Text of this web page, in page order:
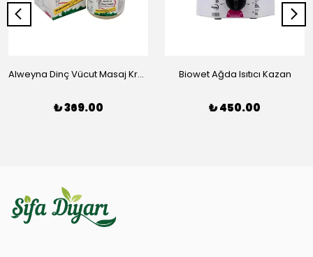
Alweyna Dinç Vücut Masaj Kremi
₺ 369.00
Biowet Ağda Isıtıcı Kazan
₺ 450.00